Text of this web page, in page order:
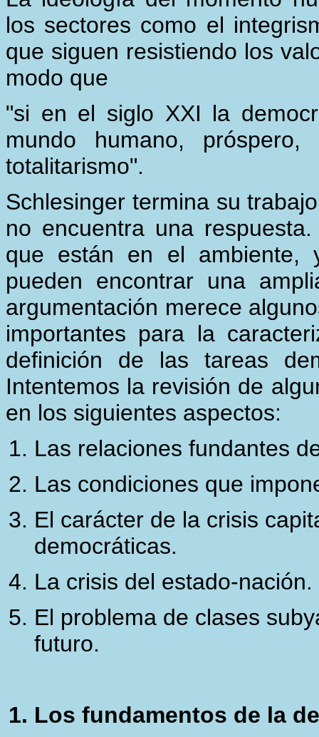
los sectores como el
que siguen resistiendo los
modo que
"si en el siglo XXI la
mundo humano,
totalitarismo".
Schlesinger termina su
no encuentra una
que están en el ambiente,
pueden encontrar una
argumentación merece
importantes para la
definición de las tareas
Intentemos la revisión de
en los siguientes aspectos:
Las relaciones fundantes
Las condiciones que
El carácter de la crisis
democráticas.
La crisis del estado-nación.
El problema de clases
futuro.
Los fundamentos de la